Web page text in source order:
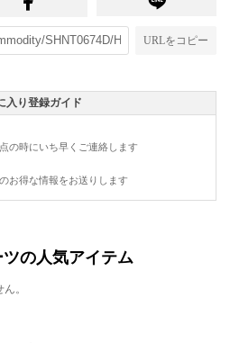
URLをコピー
入り登録ガイド
の時にいち早くご連絡します
お得な情報をお送りします
ツの人気アイテム
。